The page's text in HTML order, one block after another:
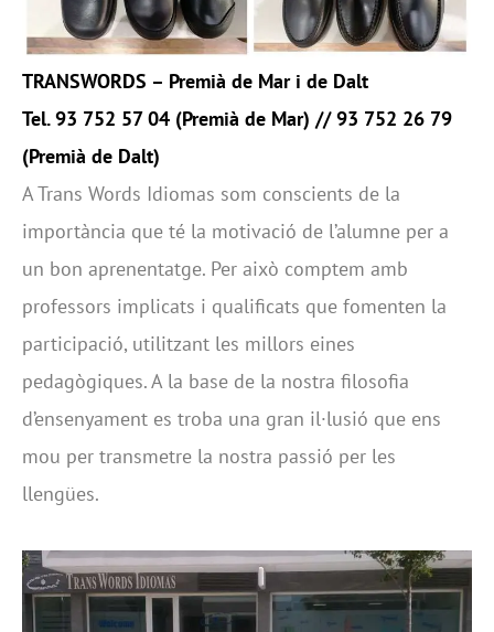
TRANSWORDS – Premià de Mar i de Dalt
Tel. 93 752 57 04 (Premià de Mar) // 93 752 26 79
(Premià de Dalt)
A Trans Words Idiomas som conscients de la
importància que té la motivació de l’alumne per a
un bon aprenentatge. Per això comptem amb
professors implicats i qualificats que fomenten la
participació, utilitzant les millors eines
pedagògiques. A la base de la nostra filosofia
d’ensenyament es troba una gran il·lusió que ens
mou per transmetre la nostra passió per les
llengües.